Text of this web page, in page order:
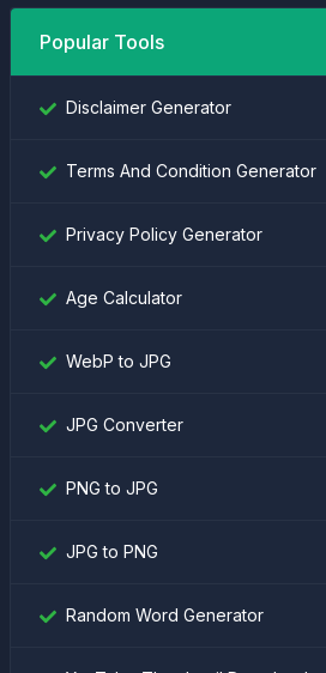
Popular Tools
Disclaimer Generator
Terms And Condition Generator
Privacy Policy Generator
Age Calculator
WebP to JPG
JPG Converter
PNG to JPG
JPG to PNG
Random Word Generator